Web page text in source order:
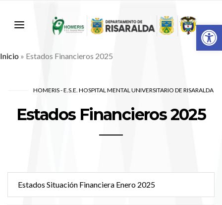
Inicio » Estados Financieros 2025
HOMERIS - E.S.E. HOSPITAL MENTAL UNIVERSITARIO DE RISARALDA
Estados Financieros 2025
Estados Situación Financiera Enero 2025